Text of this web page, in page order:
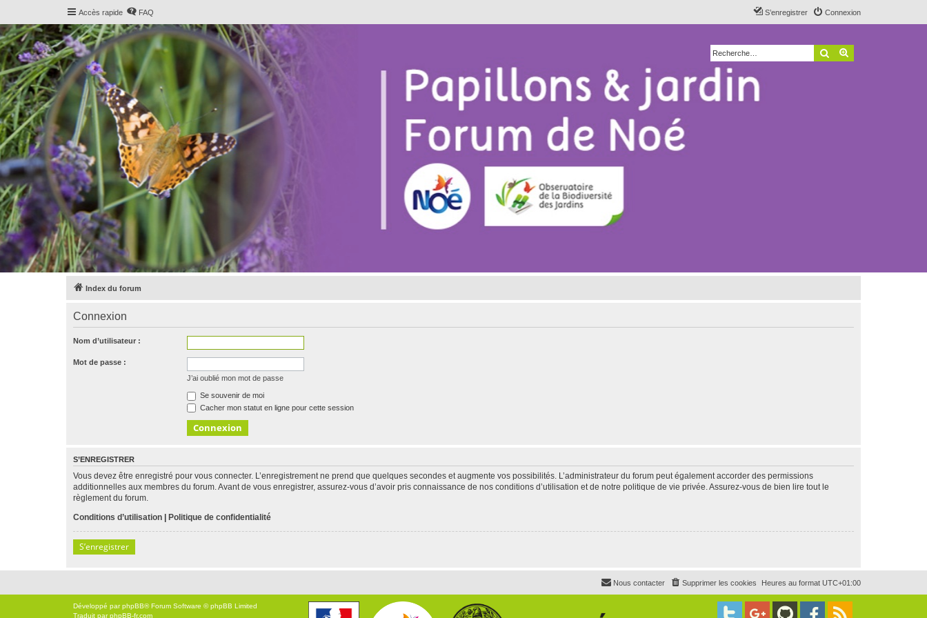
Accès rapide FAQ Connexion
S’enregistrer
Rechercher
Index du forum
Connexion
Nom d’utilisateur :
Mot de passe :
J’ai oublié mon mot de passe
Se souvenir de moi
Cacher mon statut en ligne pour cette session
S’ENREGISTRER
Vous devez être enregistré pour vous connecter. L’enregistrement ne prend que quelques secondes et augmente vos possibilités. L’administrateur du forum peut également accorder des permissions
additionnelles aux membres du forum. Avant de vous enregistrer, assurez-vous d’avoir pris connaissance de nos conditions d’utilisation et de notre politique de vie privée. Assurez-vous de bien lire tout le
règlement du forum.
Conditions d’utilisation | Politique de confidentialité
S’enregistrer
Heures au format UTC+01:00
Supprimer les cookies
Nous contacter
Développé parphpBB® Forum Software © phpBB Limited
Traduit parphpBB-fr.com